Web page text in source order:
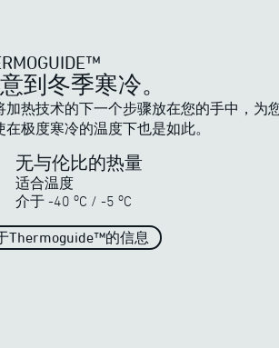
强大的加热系列
到冬季寒冷。
热技术的下一个步骤放在您的手中，为
极度寒冷的温度下也是如此。
无与伦比的热量
适合温度
介于 -40 oC / -5 oC
Thermoguide™的信息